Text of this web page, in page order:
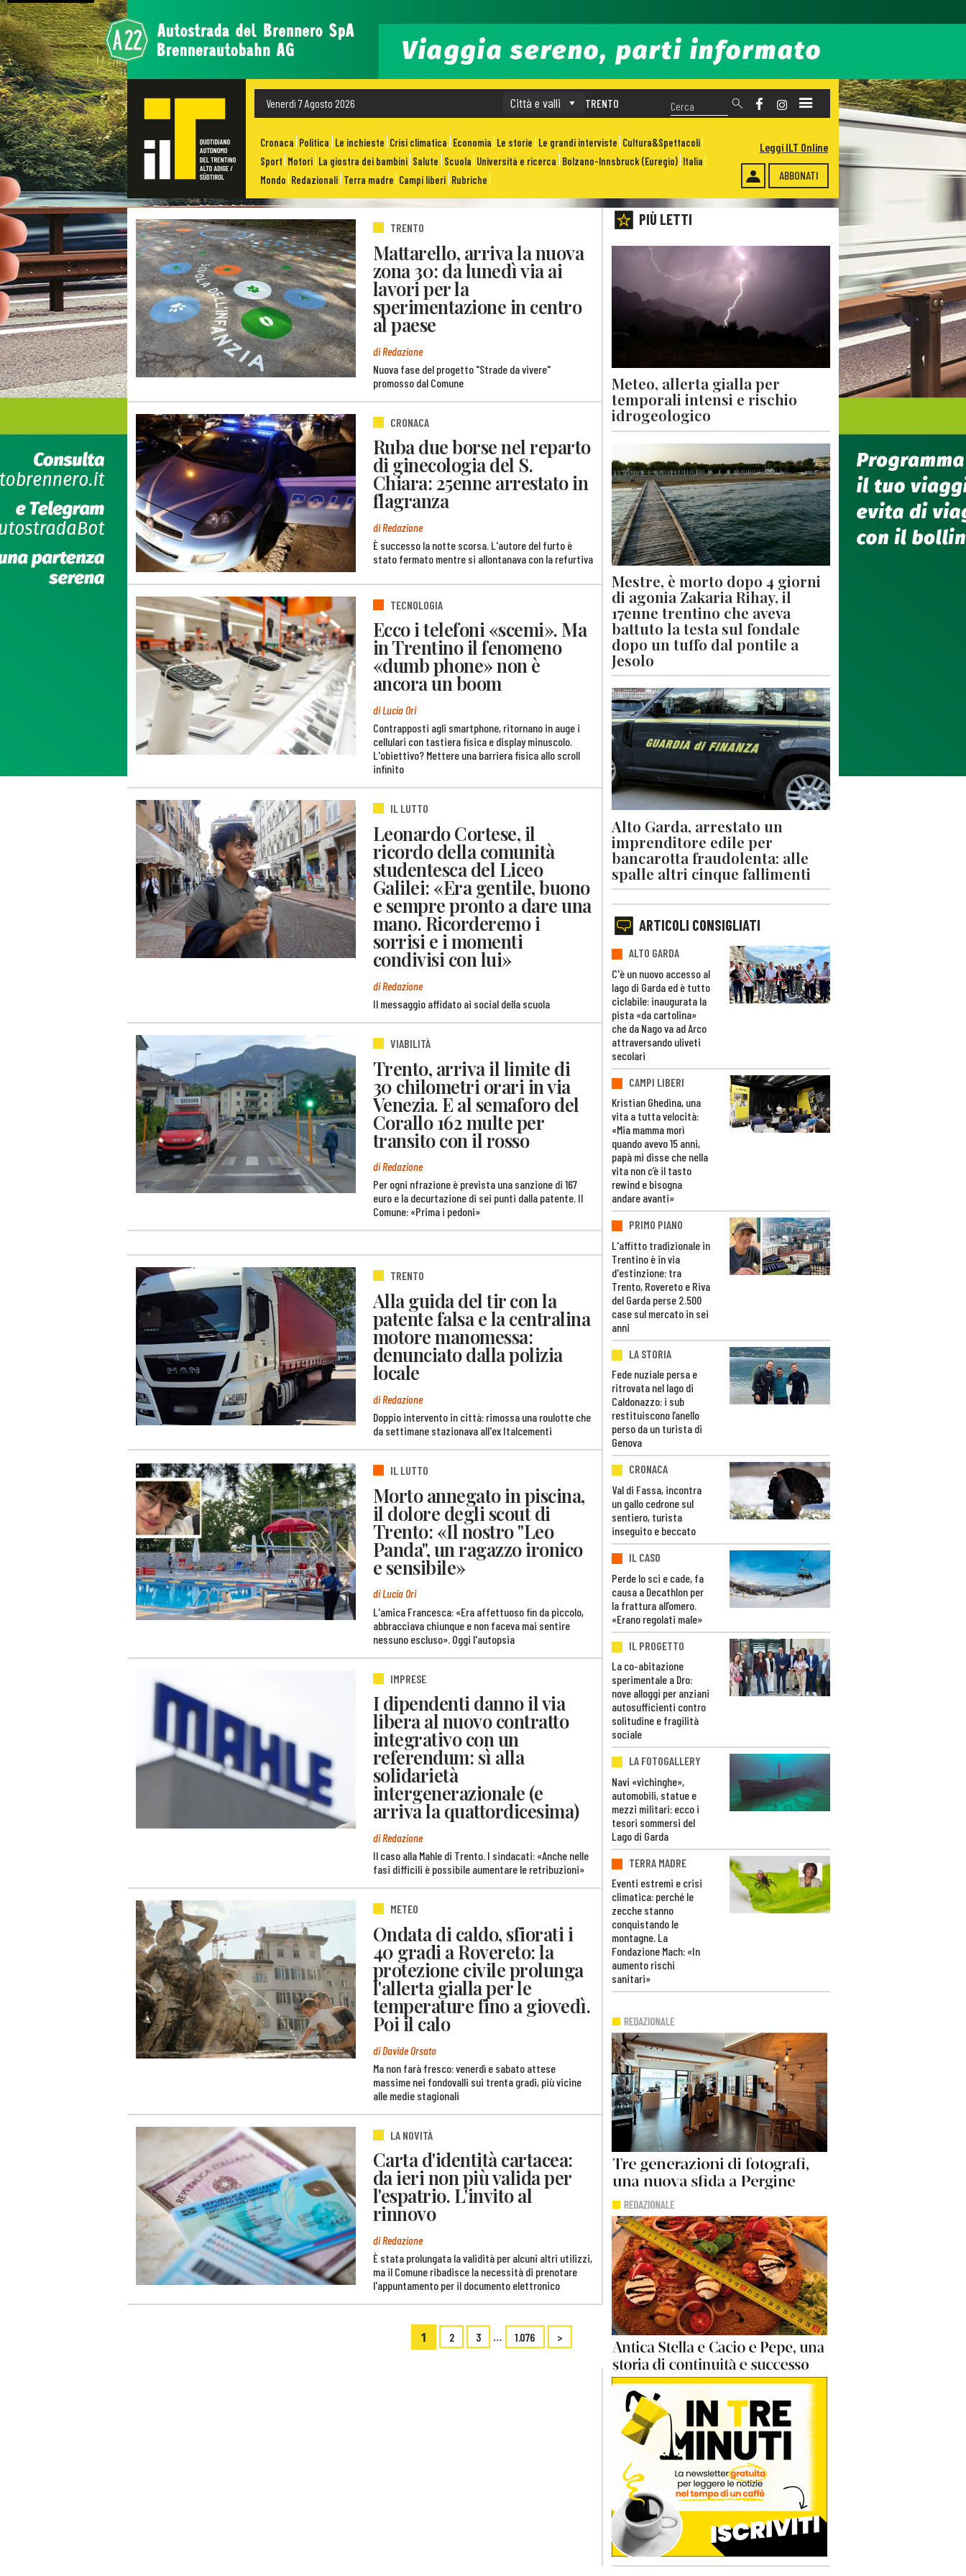
Venerdì 7 Agosto 2026 TRENTO
Città e valli
Cronaca Politica Le inchieste Crisi climatica Economia Le storie Le grandi interviste Cultura&Spettacoli
Sport Motori La giostra dei bambini Salute Scuola Università e ricerca Bolzano-Innsbruck (Euregio) Italia
Mondo Redazionali Terra madre Campi liberi Rubriche ABBONATI
Leggi ILT Online
TRENTO
Mattarello, arriva la nuova
zona 30: da lunedì via ai
lavori per la
sperimentazione in centro
al paese
di Redazione
Nuova fase del progetto "Strade da vivere"
promosso dal Comune
CRONACA
Ruba due borse nel reparto
di ginecologia del S.
Chiara: 25enne arrestato in
flagranza
di Redazione
È successo la notte scorsa. L'autore del furto è
stato fermato mentre si allontanava con la refurtiva
TECNOLOGIA
Ecco i telefoni «scemi». Ma
in Trentino il fenomeno
«dumb phone» non è
ancora un boom
di Lucia Ori
Contrapposti agli smartphone, ritornano in auge i
cellulari con tastiera fisica e display minuscolo.
L'obiettivo? Mettere una barriera fisica allo scroll
infinito
IL LUTTO
Leonardo Cortese, il
ricordo della comunità
studentesca del Liceo
Galilei: «Era gentile, buono
e sempre pronto a dare una
mano. Ricorderemo i
sorrisi e i momenti
condivisi con lui»
di Redazione
Il messaggio affidato ai social della scuola
VIABILITÀ
Trento, arriva il limite di
30 chilometri orari in via
Venezia. E al semaforo del
Corallo 162 multe per
transito con il rosso
di Redazione
Per ogni nfrazione è prevista una sanzione di 167
euro e la decurtazione di sei punti dalla patente. Il
Comune: «Prima i pedoni»
TRENTO
Alla guida del tir con la
patente falsa e la centralina
motore manomessa:
denunciato dalla polizia
locale
di Redazione
Doppio intervento in città: rimossa una roulotte che
da settimane stazionava all'ex Italcementi
IL LUTTO
Morto annegato in piscina,
il dolore degli scout di
Trento: «Il nostro "Leo
Panda", un ragazzo ironico
e sensibile»
di Lucia Ori
L'amica Francesca: «Era affettuoso fin da piccolo,
abbracciava chiunque e non faceva mai sentire
nessuno escluso». Oggi l'autopsia
IMPRESE
I dipendenti danno il via
libera al nuovo contratto
integrativo con un
referendum: sì alla
solidarietà
intergenerazionale (e
arriva la quattordicesima)
di Redazione
Il caso alla Mahle di Trento. I sindacati: «Anche nelle
fasi difficili è possibile aumentare le retribuzioni»
METEO
Ondata di caldo, sfiorati i
40 gradi a Rovereto: la
protezione civile prolunga
l'allerta gialla per le
temperature fino a giovedì.
Poi il calo
di Davide Orsato
Ma non farà fresco: venerdì e sabato attese
massime nei fondovalli sui trenta gradi, più vicine
alle medie stagionali
LA NOVITÀ
Carta d'identità cartacea:
da ieri non più valida per
l'espatrio. L'invito al
rinnovo
di Redazione
È stata prolungata la validità per alcuni altri utilizzi,
ma il Comune ribadisce la necessità di prenotare
l'appuntamento per il documento elettronico
1 2 3 … 1.076 >
PIÙ LETTI
Meteo, allerta gialla per
temporali intensi e rischio
idrogeologico
Mestre, è morto dopo 4 giorni
di agonia Zakaria Rihay, il
17enne trentino che aveva
battuto la testa sul fondale
dopo un tuffo dal pontile a
Jesolo
Alto Garda, arrestato un
imprenditore edile per
bancarotta fraudolenta: alle
spalle altri cinque fallimenti
ARTICOLI CONSIGLIATI
ALTO GARDA
C'è un nuovo accesso al
lago di Garda ed è tutto
ciclabile: inaugurata la
pista «da cartolina»
che da Nago va ad Arco
attraversando uliveti
secolari
CAMPI LIBERI
Kristian Ghedina, una
vita a tutta velocità:
«Mia mamma morì
quando avevo 15 anni,
papà mi disse che nella
vita non c’è il tasto
rewind e bisogna
andare avanti»
PRIMO PIANO
L'affitto tradizionale in
Trentino è in via
d'estinzione: tra
Trento, Rovereto e Riva
del Garda perse 2.500
case sul mercato in sei
anni
LA STORIA
Fede nuziale persa e
ritrovata nel lago di
Caldonazzo: i sub
restituiscono l’anello
perso da un turista di
Genova
CRONACA
Val di Fassa, incontra
un gallo cedrone sul
sentiero, turista
inseguito e beccato
IL CASO
Perde lo sci e cade, fa
causa a Decathlon per
la frattura all’omero.
«Erano regolati male»
IL PROGETTO
La co-abitazione
sperimentale a Dro:
nove alloggi per anziani
autosufficienti contro
solitudine e fragilità
sociale
LA FOTOGALLERY
Navi «vichinghe»,
automobili, statue e
mezzi militari: ecco i
tesori sommersi del
Lago di Garda
TERRA MADRE
Eventi estremi e crisi
climatica: perché le
zecche stanno
conquistando le
montagne. La
Fondazione Mach: «In
aumento rischi
sanitari»